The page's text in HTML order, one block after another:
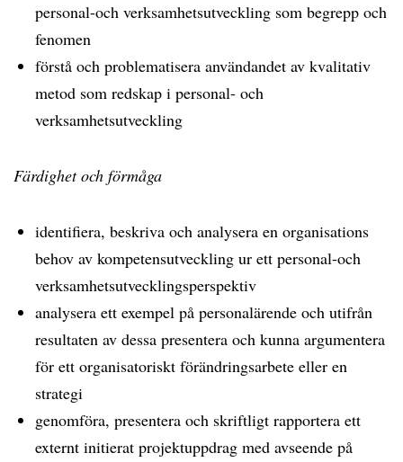
personal-och verksamhetsutveckling som begrepp och
fenomen
förstå och problematisera användandet av kvalitativ
metod som redskap i personal- och
verksamhetsutveckling
Färdighet och förmåga
identifiera, beskriva och analysera en organisations
behov av kompetensutveckling ur ett personal-och
verksamhetsutvecklingsperspektiv
analysera ett exempel på personalärende och utifrån
resultaten av dessa presentera och kunna argumentera
för ett organisatoriskt förändringsarbete eller en
strategi
genomföra, presentera och skriftligt rapportera ett
externt initierat projektuppdrag med avseende på